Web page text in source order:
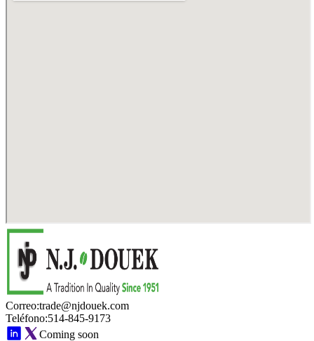
Correo:trade@njdouek.com
Teléfono:514-845-9173
Coming soon